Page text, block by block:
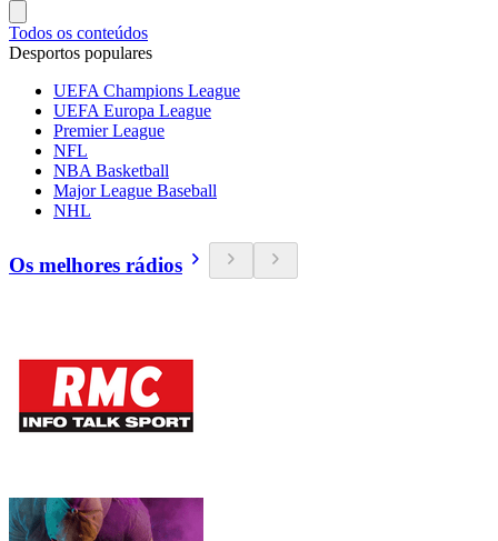
Todos os conteúdos
Desportos populares
UEFA Champions League
UEFA Europa League
Premier League
NFL
NBA Basketball
Major League Baseball
NHL
Os melhores rádios